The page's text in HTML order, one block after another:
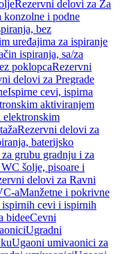
Rezervni delovi za Za
konzolne i podne
bez
uređajima za ispiranje
ispiranja, sa/za
poklopcaRezervni
delovi za Pregrade
Ispirne cevi, ispirna
aktiviranjem
elektronskim
Rezervni delovi za
baterijsko
grubu gradnju i za
šolje, pisoare i
delovi za Ravni
aManžetne i pokrivne
cevi i ispirnih
bideeCevni
Ugradni
Ugaoni umivaonici za